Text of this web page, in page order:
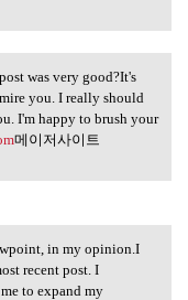
post
was very good?It's
you. I really should
I'm happy to brush your
메이저사이트
in my opinion.I
recent post. I
to expand my